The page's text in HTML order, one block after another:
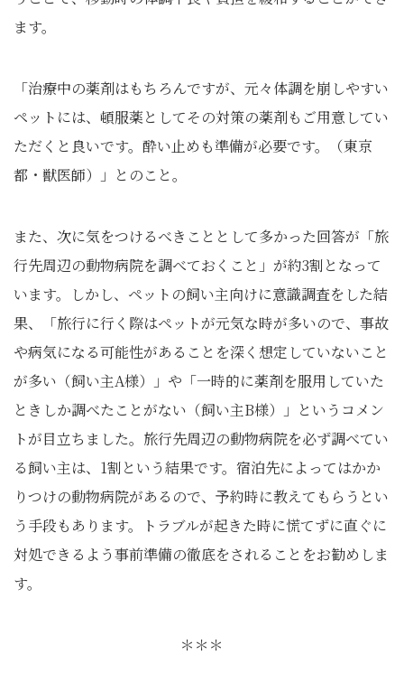
ます。
「治療中の薬剤はもちろんですが、元々体調を崩しやすい
ペットには、頓服薬としてその対策の薬剤もご用意してい
ただくと良いです。酔い止めも準備が必要です。（東京
都・獣医師）」とのこと。
また、次に気をつけるべきこととして多かった回答が「旅
行先周辺の動物病院を調べておくこと」が約3割となって
います。しかし、ペットの飼い主向けに意識調査をした結
果、「旅行に行く際はペットが元気な時が多いので、事故
や病気になる可能性があることを深く想定していないこと
が多い（飼い主A様）」や「一時的に薬剤を服用していた
ときしか調べたことがない（飼い主B様）」というコメン
トが目立ちました。旅行先周辺の動物病院を必ず調べてい
る飼い主は、1割という結果です。宿泊先によってはかか
りつけの動物病院があるので、予約時に教えてもらうとい
う手段もあります。トラブルが起きた時に慌てずに直ぐに
対処できるよう事前準備の徹底をされることをお勧めしま
す。
＊＊＊